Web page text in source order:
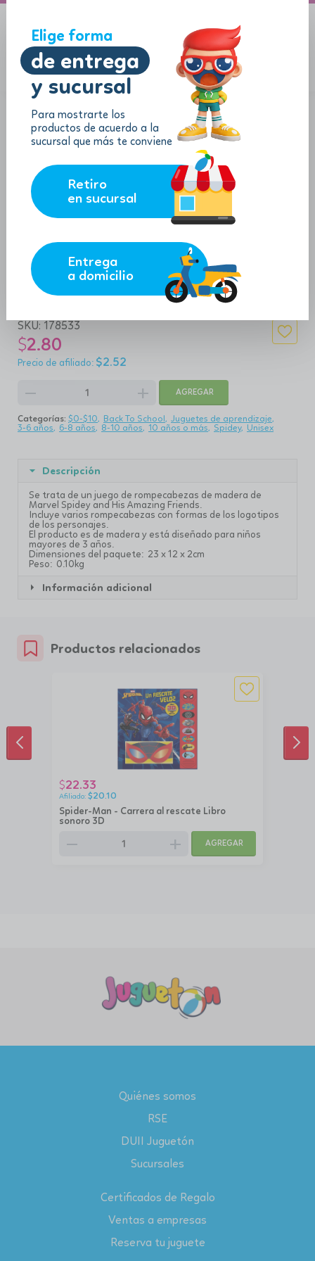
Elige forma
de entrega
y sucursal
Para mostrarte los
productos de acuerdo a la
sucursal que más te conviene
Retiro
en sucursal
Entrega
a domicilio
Rompecabezas de Madera de
SKU: 178533
$2.80
$2.52
remove add AGREGAR
Categorías: $0-$10 Back To School Juguetes de aprendizaje
3-6 años
6-8 años 8-10 años 10 años o más Spidey Unisex
Descripción
Se trata de un juego de rompecabezas de madera de
Marvel Spidey and His Amazing Friends.
Incluye varios rompecabezas con formas de los logotipos
de los personajes.
El producto es de madera y está diseñado para niños
mayores de 3 años.
Dimensiones del paquete: 23 x 12 x 2cm
Peso: 0.10kg
Información adicional
Productos relacionados
Spider-Man - Carrera al rescate Libro
sonoro 3D
$22.33
$20.10
remove add AGREGAR
ANTERIOR
Quiénes somos
RSE
DUII Juguetón
Sucursales
Certificados de Regalo
Ventas a empresas
Reserva tu juguete